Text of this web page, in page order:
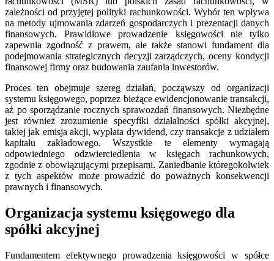
zależności od przyjętej polityki rachunkowości. Wybór ten wpływa
na metody ujmowania zdarzeń gospodarczych i prezentacji danych
finansowych. Prawidłowe prowadzenie księgowości nie tylko
zapewnia zgodność z prawem, ale także stanowi fundament dla
podejmowania strategicznych decyzji zarządczych, oceny kondycji
finansowej firmy oraz budowania zaufania inwestorów.
Proces ten obejmuje szereg działań, począwszy od organizacji
systemu księgowego, poprzez bieżące ewidencjonowanie transakcji,
aż po sporządzanie rocznych sprawozdań finansowych. Niezbędne
jest również zrozumienie specyfiki działalności spółki akcyjnej,
takiej jak emisja akcji, wypłata dywidend, czy transakcje z udziałem
kapitału zakładowego. Wszystkie te elementy wymagają
odpowiedniego odzwierciedlenia w księgach rachunkowych,
zgodnie z obowiązującymi przepisami. Zaniedbanie któregokolwiek
z tych aspektów może prowadzić do poważnych konsekwencji
prawnych i finansowych.
Organizacja systemu księgowego dla
spółki akcyjnej
Fundamentem efektywnego prowadzenia księgowości w spółce